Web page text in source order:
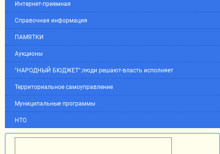
Интернет-приемная
Справочная информация
ПАМЯТКИ
Аукционы
"НАРОДНЫЙ БЮДЖЕТ":люди решают-власть исполняет
Территориальное самоуправление
Муниципальные программы
НТО